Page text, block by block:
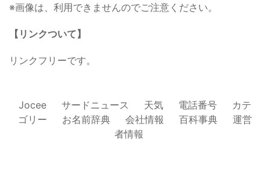
※画像は、利用できませんのでご注意ください。
【リンクついて】
リンクフリーです。
Jocee サードニュース 天気 電話番号
カテ
ゴリー
お名前辞典 会社情報 百科事典
運営
者情報